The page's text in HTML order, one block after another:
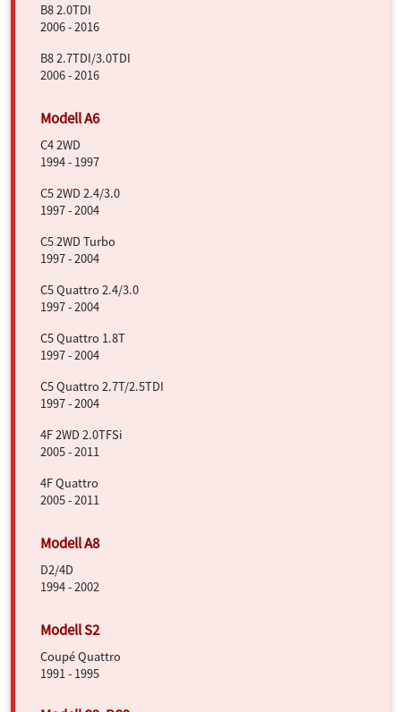
B8 2.0TDI
2006 - 2016
B8 2.7TDI/3.0TDI
2006 - 2016
C4 2WD
1994 - 1997
C5 2WD 2.4/3.0
1997 - 2004
C5 2WD Turbo
1997 - 2004
C5 Quattro 2.4/3.0
1997 - 2004
C5 Quattro 1.8T
1997 - 2004
C5 Quattro 2.7T/2.5TDI
1997 - 2004
4F 2WD 2.0TFSi
2005 - 2011
4F Quattro
2005 - 2011
D2/4D
1994 - 2002
Coupé Quattro
1991 - 1995